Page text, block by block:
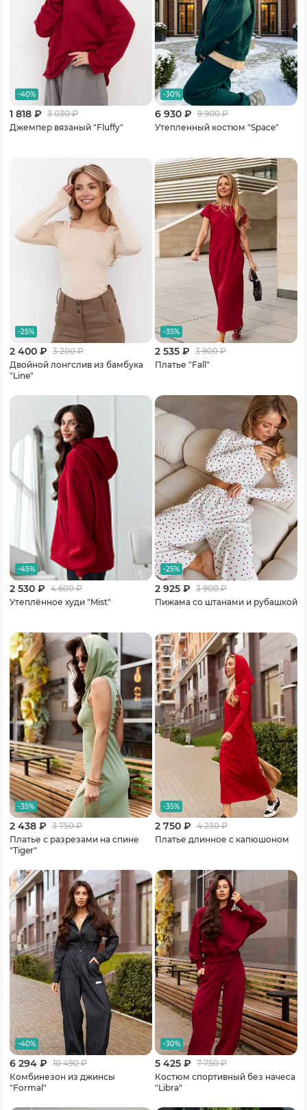
-40%
1 818 ₽ 3 030₽
Джемпер вязаный "Fluffy"
-30%
6 930 ₽ 9 900₽
Утепленный костюм "Space"
-25%
2 400 ₽ 3 200₽
Двойной лонгслив из бамбука
"Line"
-35%
2 535 ₽ 3 900₽
Платье "Fall"
-45%
2 530 ₽ 4 600₽
Утеплённое худи "Mist"
-25%
2 925 ₽ 3 900₽
Пижама со штанами и рубашкой
-35%
2 438 ₽ 3 750₽
Платье с разрезами на спине
"Tiger"
-35%
2 750 ₽ 4 230₽
Платье длинное с капюшоном
-40%
6 294 ₽ 10 490₽
Комбинезон из джинсы
"Formal"
-30%
5 425 ₽ 7 750₽
Костюм спортивный без начеса
"Libra"